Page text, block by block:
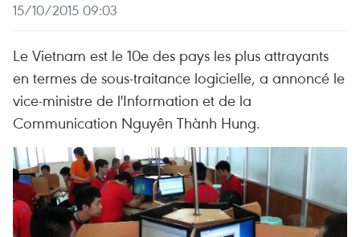
15/10/2015 09:03
Le Vietnam ​est le 10e des pays les plus attrayants
en termes de sous-traitance logicielle, a annoncé le
vice-ministre de l'Information et de la
Communication Nguyên Thành Hung.